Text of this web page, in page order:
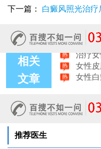
下一篇： 白癜风照光治
相关
文章
女性
女性白
治疗女性
女性皮
女性白
女性白
女性白
推荐医生